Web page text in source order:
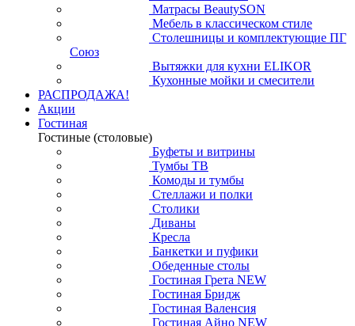
Матрасы BeautySON
Мебель в классическом стиле
Столешницы и комплектующие ПГ
Союз
Вытяжки для кухни ELIKOR
Кухонные мойки и смесители
РАСПРОДАЖА!
Акции
Гостиная
Гостиные (столовые)
Буфеты и витрины
Тумбы ТВ
Комоды и тумбы
Стеллажи и полки
Столики
Диваны
Кресла
Банкетки и пуфики
Обеденные столы
Гостиная Грета NEW
Гостиная Бридж
Гостиная Валенсия
Гостиная Айно NEW